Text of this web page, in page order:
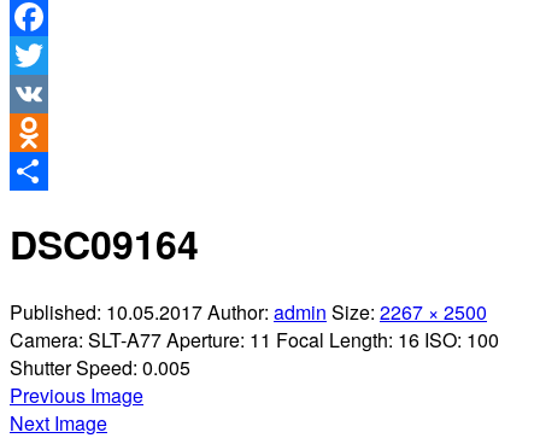
Отправить
Facebook
Twitter
VK
Odnoklassniki
DSC09164
Published: 10.05.2017Author: admin Size: 2267 × 2500
Camera: SLT-A77Aperture: 11 Focal Length: 16 ISO: 100
Shutter Speed: 0.005
Previous Image
Next Image